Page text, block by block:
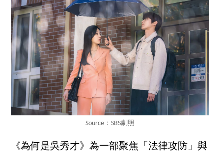
Source：SBS劇照
《為何是吳秀才》為一部聚焦「法律攻防」與